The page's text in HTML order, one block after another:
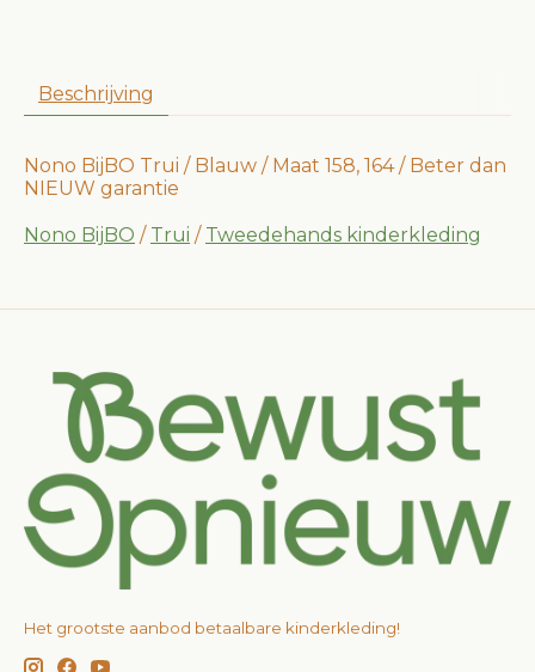
Beschrijving
Nono BijBO Trui / Blauw / Maat 158, 164 / Beter dan
NIEUW garantie
Nono BijBO / Trui / Tweedehands kinderkleding
Het grootste aanbod betaalbare kinderkleding!